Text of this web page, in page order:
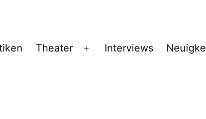
Theater
Menü
Interviews